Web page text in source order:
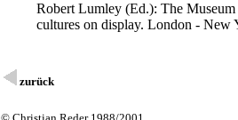
Robert Lumley (Ed.): The
cultures on display. London - New
zurück